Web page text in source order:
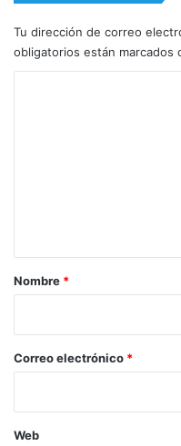
Tu dirección de correo
obligatorios están marcados
r
*
Nombre *
Correo electrónico *
Web